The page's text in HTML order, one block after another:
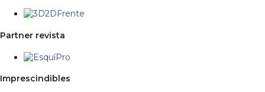
Partner revista
Imprescindibles